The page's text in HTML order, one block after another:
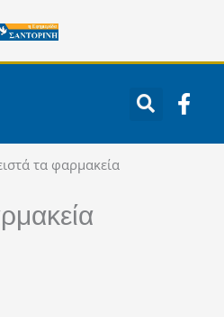
F
a
τα φαρμακεία